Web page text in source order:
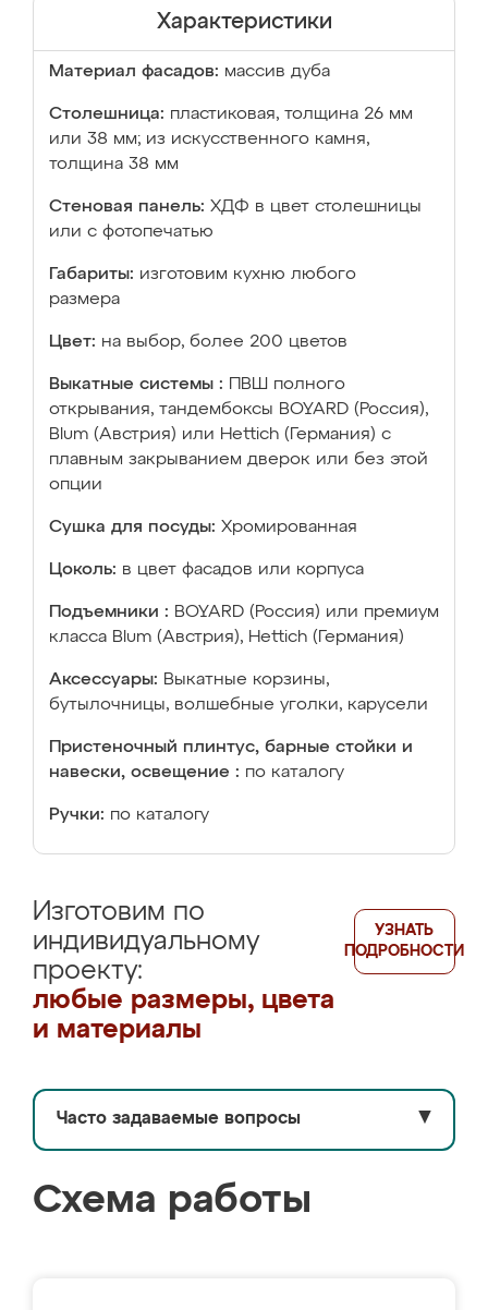
Характеристики
Материал фасадов: массив дуба
Столешница: пластиковая, толщина 26 мм
или 38 мм; из искусственного камня,
толщина 38 мм
Стеновая панель: ХДФ в цвет столешницы
или с фотопечатью
Габариты: изготовим кухню любого
размера
Цвет: на выбор, более 200 цветов
Выкатные системы :
ПВШ полного
открывания, тандембоксы BOYARD (Россия),
Blum (Австрия) или Hettich (Германия) с
плавным закрыванием дверок или без этой
опции
Сушка для посуды: Хромированная
Цоколь: в цвет фасадов или корпуса
Подъемники : BOYARD (Россия) или премиум
класса Blum (Австрия), Hettich (Германия)
Аксессуары: Выкатные корзины,
бутылочницы, волшебные уголки, карусели
Пристеночный плинтус, барные стойки и
навески, освещение : по каталогу
Ручки: по каталогу
Изготовим по
индивидуальному
проекту:
любые размеры, цвета
и материалы
УЗНАТЬ
ПОДРОБНОСТИ
Часто задаваемые вопросы ▼
Схема работы